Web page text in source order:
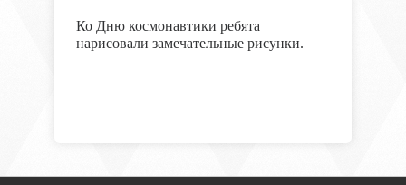
Ко Дню космонавтики ребята
нарисовали замечательные рисунки.